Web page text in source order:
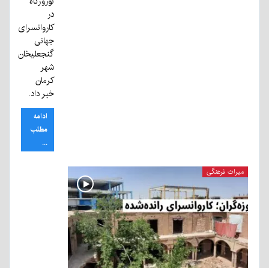
در
کاروانسرای
جهانی
گنجعلیخان
شهر
کرمان
خبر داد.
ادامه
مطلب
...
میراث فرهنگی